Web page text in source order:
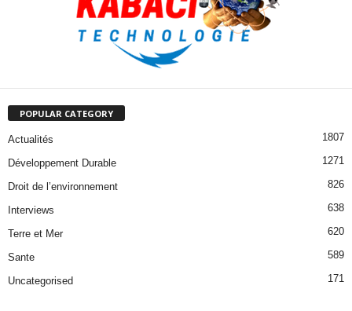
POPULAR CATEGORY
Actualités 1807
Développement Durable 1271
Droit de l’environnement 826
Interviews 638
Terre et Mer 620
Sante 589
Uncategorised 171